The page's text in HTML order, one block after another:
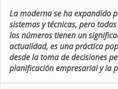
La moderna se ha expandido
sistemas y técnicas, pero
los números tienen un
actualidad, es una práctica
desde la toma de decisiones
planificación empresarial y la